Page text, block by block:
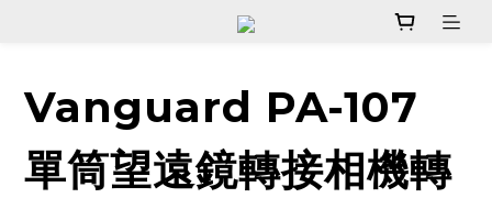
Vanguard PA-107
單筒望遠鏡轉接相機轉